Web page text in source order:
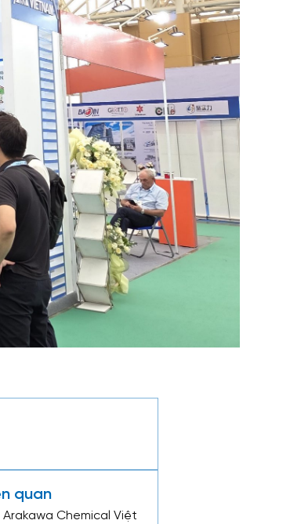
quan
Arakawa Chemical Việt